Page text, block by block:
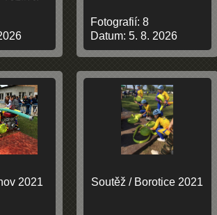
Fotografií: 8
Datum: 5. 8. 2026
2021 Soutěž / Borotice 2021